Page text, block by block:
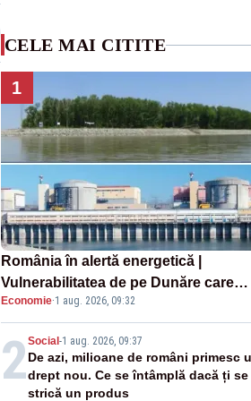
CELE MAI CITITE
1
România în alertă energetică |
Vulnerabilitatea de pe Dunăre care
pune în pericol Centrala Cernavodă
cunoscută de pe vremea lui
Economie·1 aug. 2026, 09:32
2Social -1 aug. 2026, 09:37
De azi, milioane de români primesc
drept nou. Ce se întâmplă dacă ți se
strică un produs